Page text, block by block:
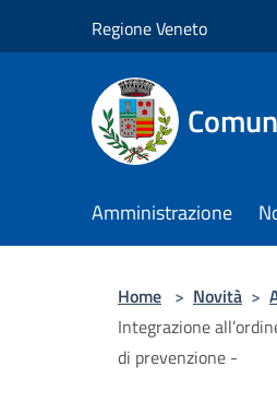
Regione Veneto
Amministrazione
Home > Novità >
Integrazione
di prevenzione -